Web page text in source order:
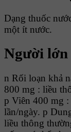
Dạng thuốc
một ít nước.
Người lớn
n Rối loạn khả
800 mg : liều
p Viên 400 mg
lần/ngày. p
liều thông